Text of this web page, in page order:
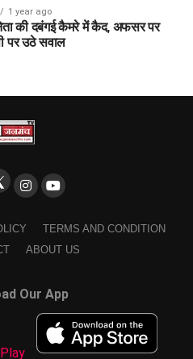
1 year ago
नेता की दबंगई कैमरे में कैद, अफसर पर
पर उठे सवाल
TERMS AND CONDITION
ABOUT US
Our App